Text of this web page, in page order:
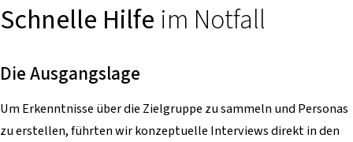
Schnelle Hilfe im Notfall
Die Ausgangslage
Um Erkenntnisse über die Zielgruppe zu sammeln und Personas
zu erstellen, führten wir konzeptuelle Interviews direkt in den